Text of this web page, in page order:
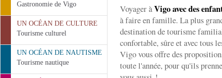
Gastronomie de Vigo
UN OCÉAN DE CULTURE
Tourisme culturel
UN OCÉAN DE NAUTISME
Tourisme nautique
Voyager àVigo avec des
à faire en famille. La plus
destination de tourisme
confortable, sûre et avec tous
Vigo vous offre des
toute l'année, pour qu'ils